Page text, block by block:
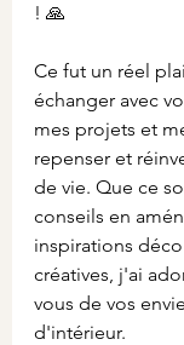
! 🙏
Ce fut un réel
échanger avec
mes projets et
repenser et
de vie. Que ce
conseils en
inspirations
créatives, j'ai
vous de vos
d'intérieur.